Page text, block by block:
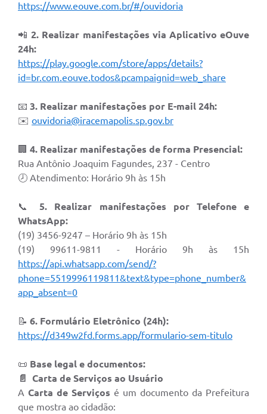
https://www.eouve.com.br/#/ouvidoria
📲2. Realizar manifestações via Aplicativo eOuve
24h:
https://play.google.com/store/apps/details?
id=br.com.eouve.todos&pcampaignid=web_share
📧 3. Realizar manifestações por E-mail 24h:
✉️ ouvidoria@iracemapolis.sp.gov.br
🏢 4. Realizar manifestações de forma Presencial:
Rua Antônio Joaquim Fagundes, 237 - Centro
🕗 Atendimento: Horário 9h às 15h
📞5. Realizar manifestações por Telefone e
WhatsApp:
(19) 3456-9247 – Horário 9h às 15h
(19) 99611-9811 - Horário 9h às 15h
https://api.whatsapp.com/send/?
phone=5519996119811&text&type=phone_number&
app_absent=0
📝 6. Formulário Eletrônico (24h):
https://d349w2fd.forms.app/formulario-sem-titulo
📜 Base legal e documentos:
📄 Carta de Serviços ao Usuário
A Carta de Serviços é um documento da Prefeitura
que mostra ao cidadão: